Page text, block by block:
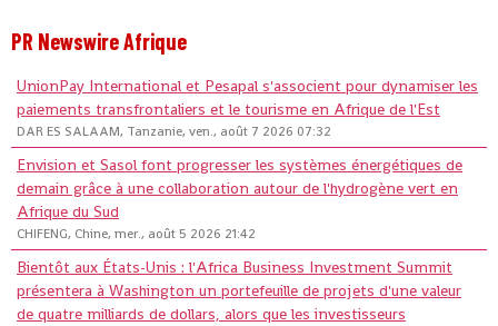
PR Newswire Afrique
UnionPay International et Pesapal s'associent pour dynamiser les
paiements transfrontaliers et le tourisme en Afrique de l'Est
DAR ES SALAAM, Tanzanie, ven., août 7 2026 07:32
Envision et Sasol font progresser les systèmes énergétiques de
demain grâce à une collaboration autour de l'hydrogène vert en
Afrique du Sud
CHIFENG, Chine, mer., août 5 2026 21:42
Bientôt aux États-Unis : l'Africa Business Investment Summit
présentera à Washington un portefeuille de projets d'une valeur
de quatre milliards de dollars, alors que les investisseurs